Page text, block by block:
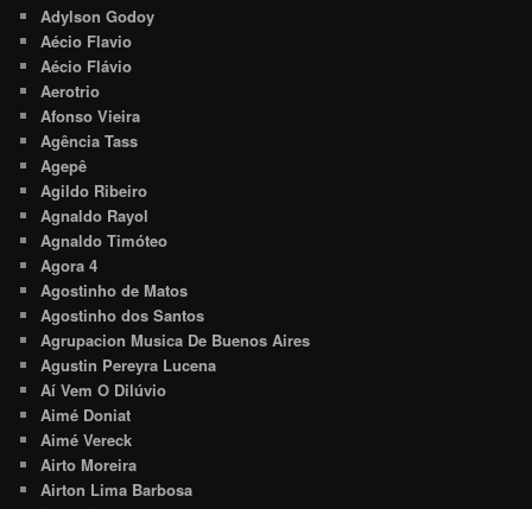
Adylson Godoy
Aécio Flavio
Aécio Flávio
Aerotrio
Afonso Vieira
Agência Tass
Agepê
Agildo Ribeiro
Agnaldo Rayol
Agnaldo Timóteo
Agora 4
Agostinho de Matos
Agostinho dos Santos
Agrupacion Musica De Buenos Aires
Agustin Pereyra Lucena
Aí Vem O Dilúvio
Aimé Doniat
Aimé Vereck
Airto Moreira
Airton Lima Barbosa